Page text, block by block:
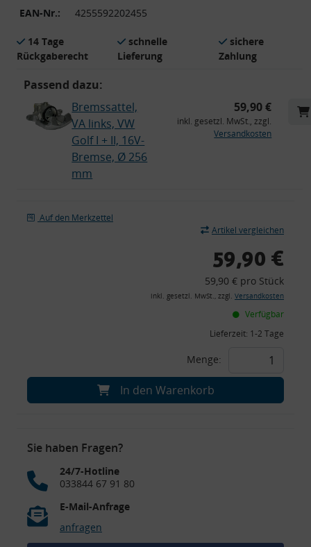
EAN-Nr.:
4255592202455
14 Tage
Rückgaberecht
schnelle
Lieferung
sichere
Zahlung
Passend dazu:
Bremssattel,
VA links, VW
Golf I + II, 16V-
Bremse, Ø 256
mm
59,90 €
inkl. gesetzl. MwSt., zzgl.
Versandkosten
Auf den Merkzettel
Artikel vergleichen
59,90 €
59,90 € pro Stück
inkl. gesetzl. MwSt., zzgl. Versandkosten
Verfügbar
Lieferzeit: 1-2 Tage
Menge:
In den Warenkorb
Sie haben Fragen?
24/7-Hotline
033844 67 91 80
E-Mail-Anfrage
anfragen